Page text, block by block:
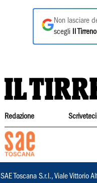
Non lasciare
scegli
Il Tirreno
Redazione Scriveteci
SAE Toscana S.r.l., Viale